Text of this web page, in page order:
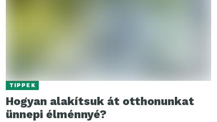
TIPPEK
Hogyan alakítsuk át otthonunkat
ünnepi élménnyé?